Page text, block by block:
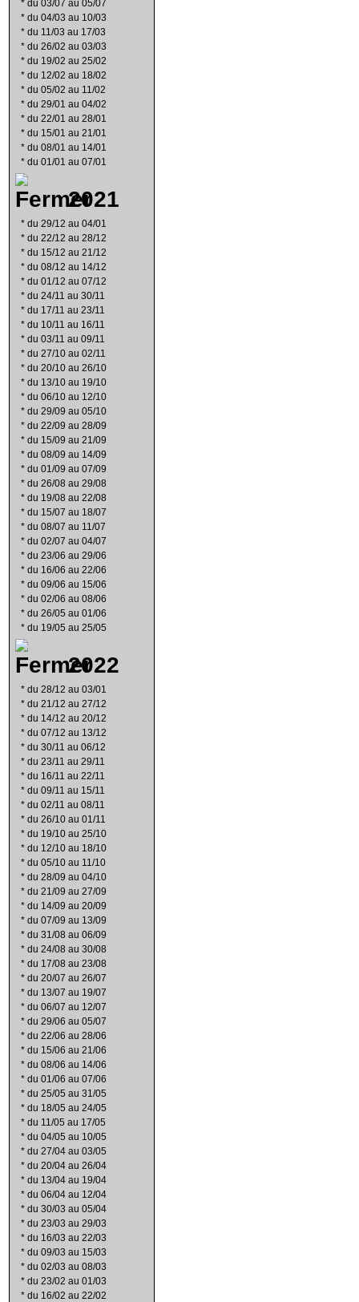
* du 03/07 au 05/07
* du 04/03 au 10/03
* du 11/03 au 17/03
* du 26/02 au 03/03
* du 19/02 au 25/02
* du 12/02 au 18/02
* du 05/02 au 11/02
* du 29/01 au 04/02
* du 22/01 au 28/01
* du 15/01 au 21/01
* du 08/01 au 14/01
* du 01/01 au 07/01
2021
* du 29/12 au 04/01
* du 22/12 au 28/12
* du 15/12 au 21/12
* du 08/12 au 14/12
* du 01/12 au 07/12
* du 24/11 au 30/11
* du 17/11 au 23/11
* du 10/11 au 16/11
* du 03/11 au 09/11
* du 27/10 au 02/11
* du 20/10 au 26/10
* du 13/10 au 19/10
* du 06/10 au 12/10
* du 29/09 au 05/10
* du 22/09 au 28/09
* du 15/09 au 21/09
* du 08/09 au 14/09
* du 01/09 au 07/09
* du 26/08 au 29/08
* du 19/08 au 22/08
* du 15/07 au 18/07
* du 08/07 au 11/07
* du 02/07 au 04/07
* du 23/06 au 29/06
* du 16/06 au 22/06
* du 09/06 au 15/06
* du 02/06 au 08/06
* du 26/05 au 01/06
* du 19/05 au 25/05
2022
* du 28/12 au 03/01
* du 21/12 au 27/12
* du 14/12 au 20/12
* du 07/12 au 13/12
* du 30/11 au 06/12
* du 23/11 au 29/11
* du 16/11 au 22/11
* du 09/11 au 15/11
* du 02/11 au 08/11
* du 26/10 au 01/11
* du 19/10 au 25/10
* du 12/10 au 18/10
* du 05/10 au 11/10
* du 28/09 au 04/10
* du 21/09 au 27/09
* du 14/09 au 20/09
* du 07/09 au 13/09
* du 31/08 au 06/09
* du 24/08 au 30/08
* du 17/08 au 23/08
* du 20/07 au 26/07
* du 13/07 au 19/07
* du 06/07 au 12/07
* du 29/06 au 05/07
* du 22/06 au 28/06
* du 15/06 au 21/06
* du 08/06 au 14/06
* du 01/06 au 07/06
* du 25/05 au 31/05
* du 18/05 au 24/05
* du 11/05 au 17/05
* du 04/05 au 10/05
* du 27/04 au 03/05
* du 20/04 au 26/04
* du 13/04 au 19/04
* du 06/04 au 12/04
* du 30/03 au 05/04
* du 23/03 au 29/03
* du 16/03 au 22/03
* du 09/03 au 15/03
* du 02/03 au 08/03
* du 23/02 au 01/03
* du 16/02 au 22/02